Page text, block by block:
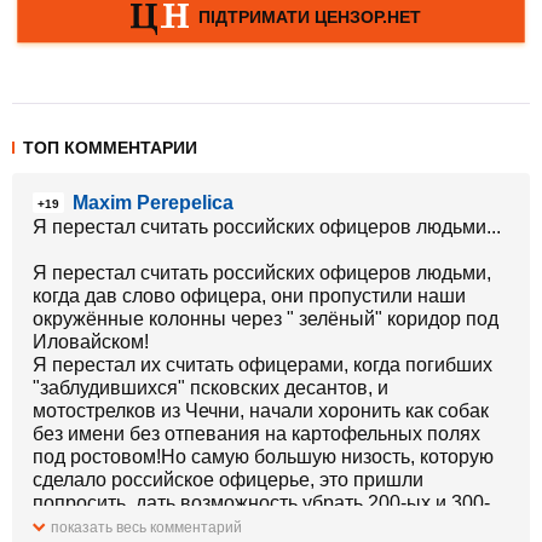
ТОП КОММЕНТАРИИ
+19
Maxim Perepelica
Я перестал считать российских офицеров людьми...
Я перестал считать российских офицеров людьми,
когда дав слово офицера, они пропустили наши
окружённые колонны через " зелёный" коридор под
Иловайском!
Я перестал их считать офицерами, когда погибших
"заблудившихся" псковских десантов, и
мотострелков из Чечни, начали хоронить как собак
без имени без отпевания на картофельных полях
под ростовом!Но самую большую низость, которую
сделало российское офицерье, это пришли
попросить, дать возможность убрать 200-ых и 300-
ых, в подвале нового терминала в ДАПе, и
показать весь комментарий